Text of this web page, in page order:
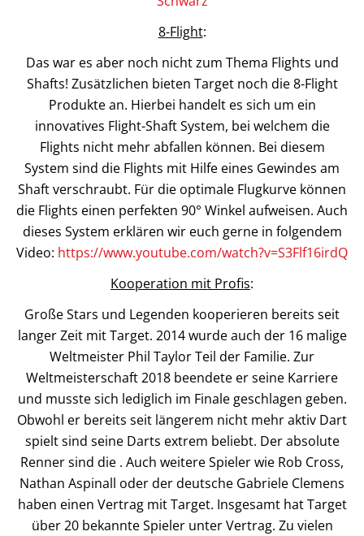
8-Flight:
Das war es aber noch nicht zum Thema Flights und
Shafts! Zusätzlichen bieten Target noch die 8-Flight
Produkte an. Hierbei handelt es sich um ein
innovatives Flight-Shaft System, bei welchem die
Flights nicht mehr abfallen können. Bei diesem
System sind die Flights mit Hilfe eines Gewindes am
Shaft verschraubt. Für die optimale Flugkurve können
die Flights einen perfekten 90° Winkel aufweisen. Auch
dieses System erklären wir euch gerne in folgendem
Video: https://www.youtube.com/watch?v=S3Flf16irdQ
Kooperation mit Profis:
Große Stars und Legenden kooperieren bereits seit
langer Zeit mit Target. 2014 wurde auch der 16 malige
Weltmeister Phil Taylor Teil der Familie. Zur
Weltmeisterschaft 2018 beendete er seine Karriere
und musste sich lediglich im Finale geschlagen geben.
Obwohl er bereits seit längerem nicht mehr aktiv Dart
spielt sind seine Darts extrem beliebt. Der absolute
Renner sind die . Auch weitere Spieler wie Rob Cross,
Nathan Aspinall oder der deutsche Gabriele Clemens
haben einen Vertrag mit Target. Insgesamt hat Target
über 20 bekannte Spieler unter Vertrag. Zu vielen